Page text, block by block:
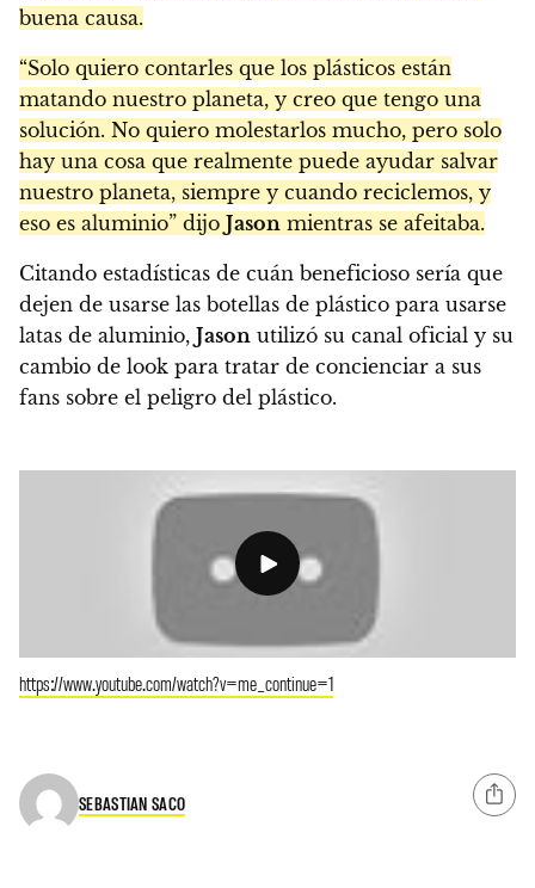
buena causa.
“Solo quiero contarles que los plásticos están
matando nuestro planeta, y creo que tengo una
solución. No quiero molestarlos mucho, pero solo
hay una cosa que realmente puede ayudar salvar
nuestro planeta, siempre y cuando reciclemos, y
eso es aluminio” dijo Jason mientras se afeitaba.
Citando estadísticas de cuán beneficioso sería que
dejen de usarse las botellas de plástico para usarse
latas de aluminio, Jason utilizó su canal oficial y su
cambio de look para tratar de concienciar a sus
fans sobre el peligro del plástico.
https://www.youtube.com/watch?v=me_continue=1
SEBASTIAN SACO